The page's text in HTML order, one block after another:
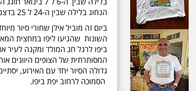
הנחוג בלילה שבין ה-24 ל 25 בדצמבר
ביום זה מוביל אילן שחורי סיור
ביפו לרגל חג המולד ומקנה לעיר
המסותרתית של הצופים היוונים
גדולה הסיור יחד עם האירוע,
הסמוכה לרחוב יפת ביפו.